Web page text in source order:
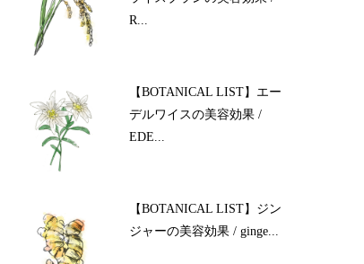
R...
【BOTANICAL LIST】エー
デルワイスの美容効果 /
EDE...
【BOTANICAL LIST】ジン
ジャーの美容効果 / ginge...